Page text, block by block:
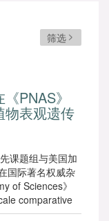
筛选
PNAS》
物表观遗传
课题组与美国加
国际著名权威杂
of Sciences》
comparative
of non-CG